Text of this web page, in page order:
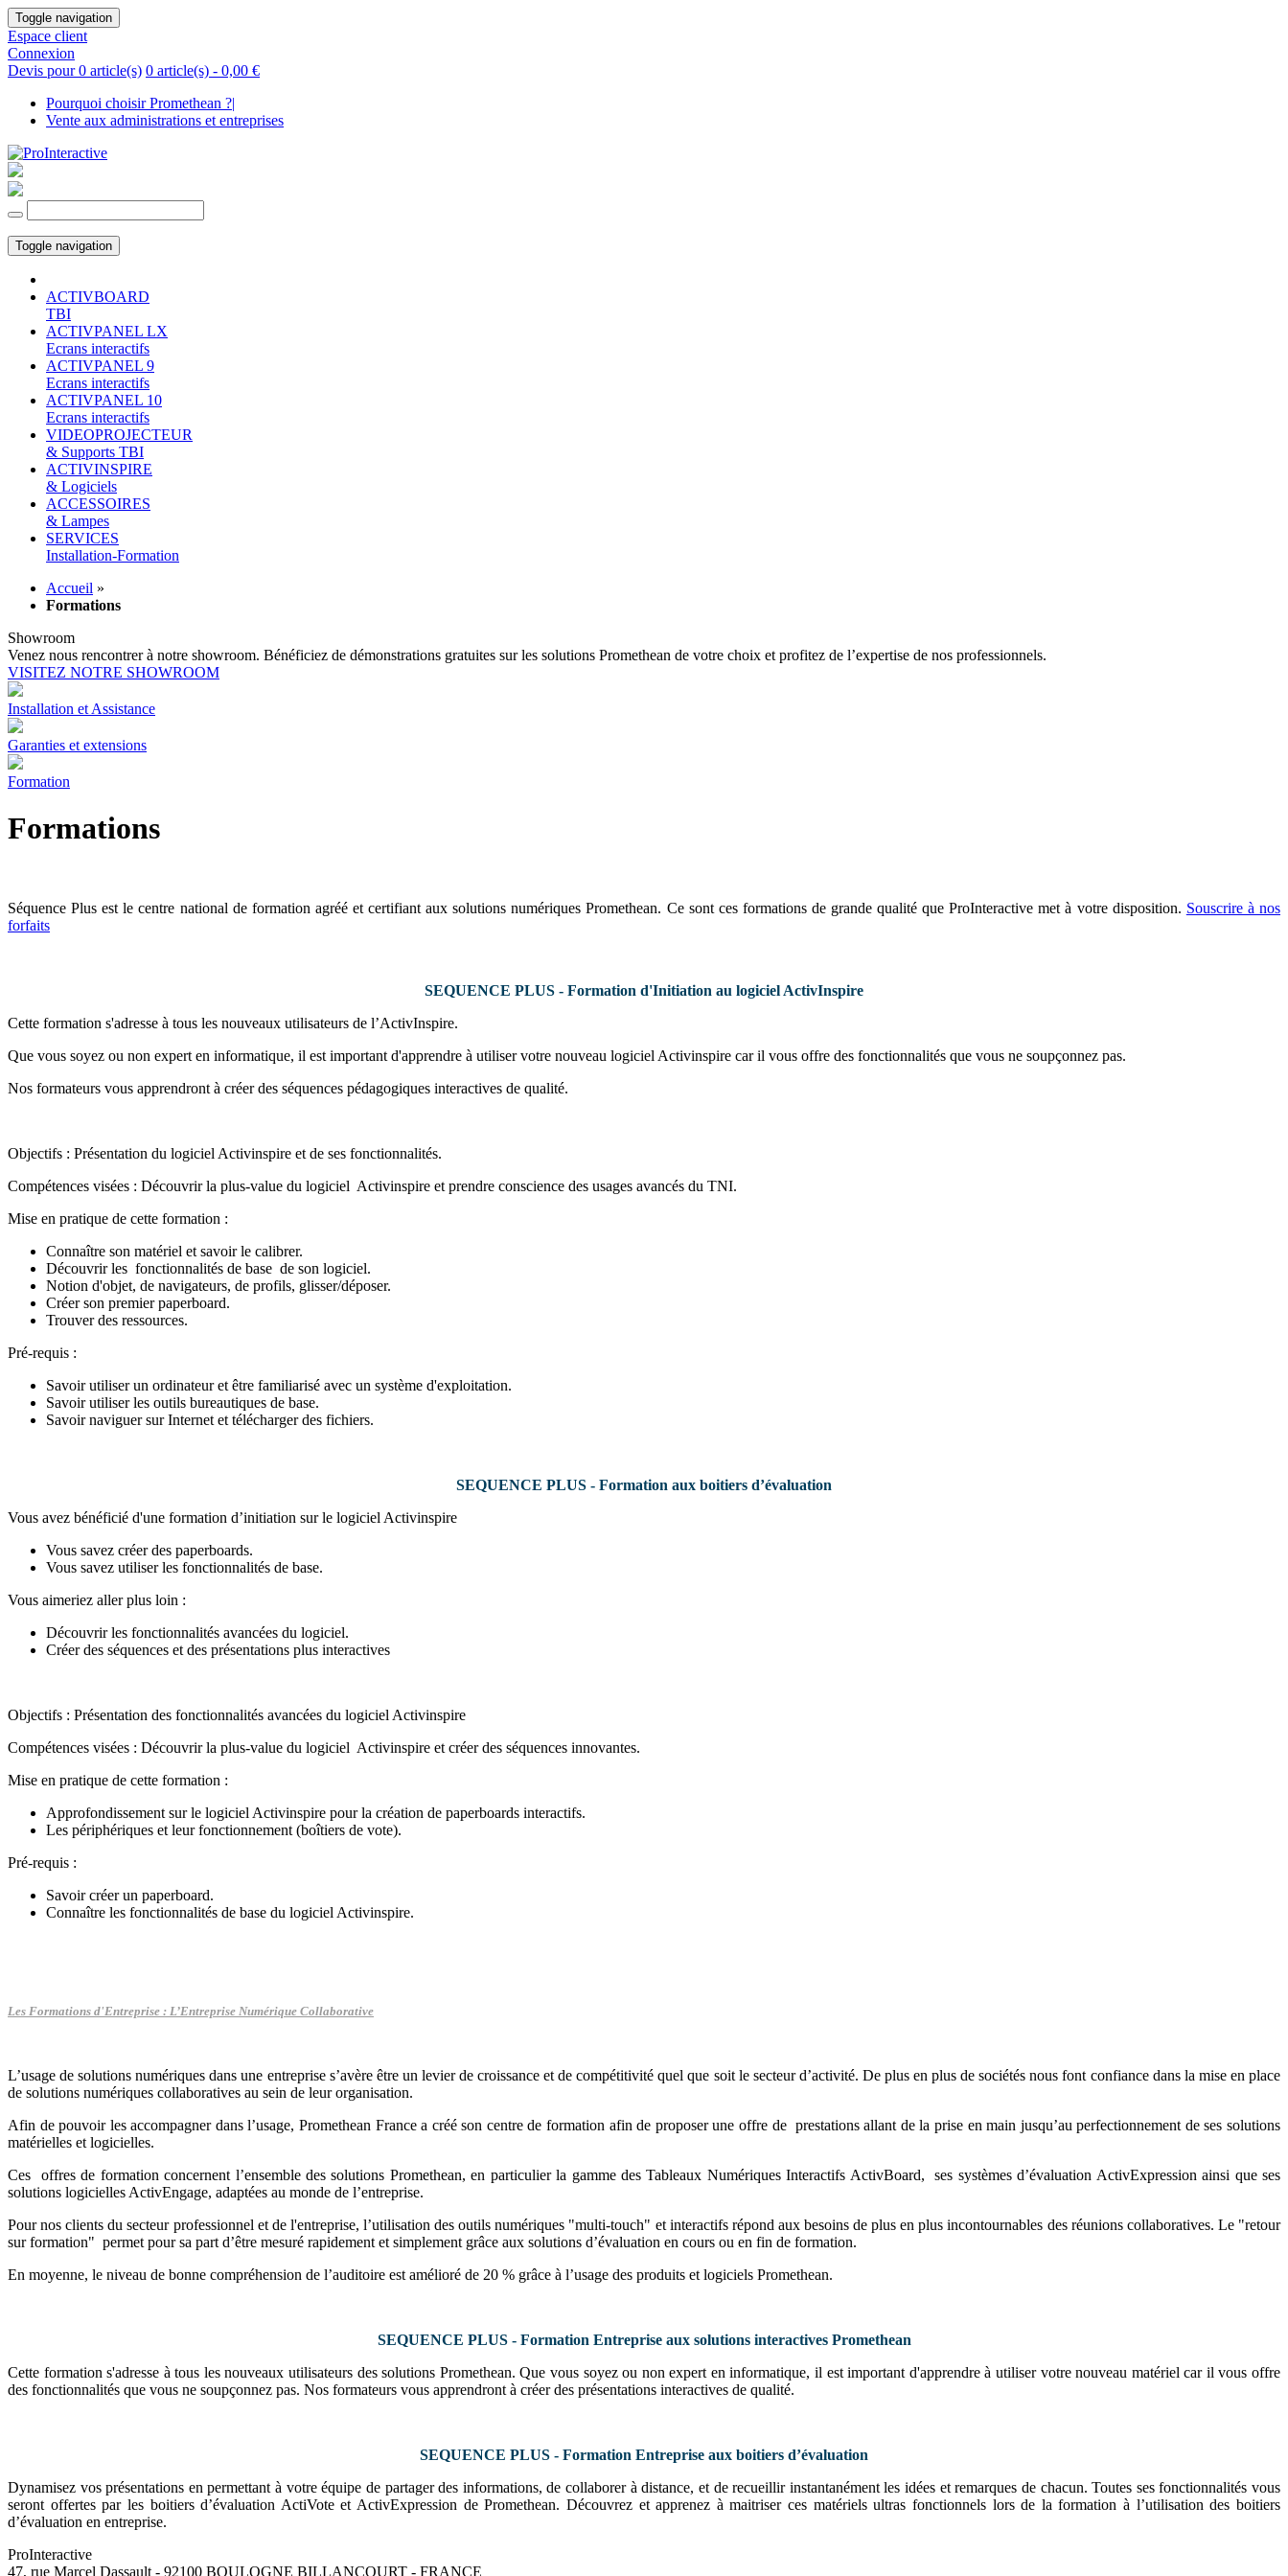
Toggle navigation
Espace client
Connexion
Devis pour 0 article(s) 0 article(s) - 0,00 €
Pourquoi choisir Promethean ?|
Vente aux administrations et entreprises
Toggle navigation
ACTIVBOARD
TBI
ACTIVPANEL LX
Ecrans interactifs
ACTIVPANEL 9
Ecrans interactifs
ACTIVPANEL 10
Ecrans interactifs
VIDEOPROJECTEUR
& Supports TBI
ACTIVINSPIRE
& Logiciels
ACCESSOIRES
& Lampes
SERVICES
Installation-Formation
Accueil »
Formations
Showroom
Venez nous rencontrer à notre showroom. Bénéficiez de démonstrations gratuites sur les solutions Promethean de votre choix et profitez de l’expertise de nos professionnels.
VISITEZ NOTRE SHOWROOM
Installation et Assistance
Garanties et extensions
Formation
Formations
Séquence Plus est le centre national de formation agréé et certifiant aux solutions numériques Promethean. Ce sont ces formations de grande qualité que ProInteractive met à votre disposition. Souscrire à nos
forfaits
SEQUENCE PLUS - Formation d'Initiation au logiciel ActivInspire
Cette formation s'adresse à tous les nouveaux utilisateurs de l’ActivInspire.
Que vous soyez ou non expert en informatique, il est important d'apprendre à utiliser votre nouveau logiciel Activinspire car il vous offre des fonctionnalités que vous ne soupçonnez pas.
Nos formateurs vous apprendront à créer des séquences pédagogiques interactives de qualité.
Objectifs : Présentation du logiciel Activinspire et de ses fonctionnalités.
Compétences visées : Découvrir la plus-value du logiciel Activinspire et prendre conscience des usages avancés du TNI.
Mise en pratique de cette formation :
Connaître son matériel et savoir le calibrer.
Découvrir les fonctionnalités de base de son logiciel.
Notion d'objet, de navigateurs, de profils, glisser/déposer.
Créer son premier paperboard.
Trouver des ressources.
Pré-requis :
Savoir utiliser un ordinateur et être familiarisé avec un système d'exploitation.
Savoir utiliser les outils bureautiques de base.
Savoir naviguer sur Internet et télécharger des fichiers.
SEQUENCE PLUS - Formation aux boitiers d’évaluation
Vous avez bénéficié d'une formation d’initiation sur le logiciel Activinspire
Vous savez créer des paperboards.
Vous savez utiliser les fonctionnalités de base.
Vous aimeriez aller plus loin :
Découvrir les fonctionnalités avancées du logiciel.
Créer des séquences et des présentations plus interactives
Objectifs : Présentation des fonctionnalités avancées du logiciel Activinspire
Compétences visées : Découvrir la plus-value du logiciel Activinspire et créer des séquences innovantes.
Mise en pratique de cette formation :
Approfondissement sur le logiciel Activinspire pour la création de paperboards interactifs.
Les périphériques et leur fonctionnement (boîtiers de vote).
Pré-requis :
Savoir créer un paperboard.
Connaître les fonctionnalités de base du logiciel Activinspire.
Les Formations d'Entreprise : L’Entreprise Numérique Collaborative
L’usage de solutions numériques dans une entreprise s’avère être un levier de croissance et de compétitivité quel que soit le secteur d’activité. De plus en plus de sociétés nous font confiance dans la mise en place
de solutions numériques collaboratives au sein de leur organisation.
Afin de pouvoir les accompagner dans l’usage, Promethean France a créé son centre de formation afin de proposer une offre de prestations allant de la prise en main jusqu’au perfectionnement de ses solutions
matérielles et logicielles.
Ces offres de formation concernent l’ensemble des solutions Promethean, en particulier la gamme des Tableaux Numériques Interactifs ActivBoard, ses systèmes d’évaluation ActivExpression ainsi que ses
solutions logicielles ActivEngage, adaptées au monde de l’entreprise.
Pour nos clients du secteur professionnel et de l'entreprise, l’utilisation des outils numériques "multi-touch" et interactifs répond aux besoins de plus en plus incontournables des réunions collaboratives. Le "retour
sur formation" permet pour sa part d’être mesuré rapidement et simplement grâce aux solutions d’évaluation en cours ou en fin de formation.
En moyenne, le niveau de bonne compréhension de l’auditoire est amélioré de 20 % grâce à l’usage des produits et logiciels Promethean.
SEQUENCE PLUS - Formation Entreprise aux solutions interactives Promethean
Cette formation s'adresse à tous les nouveaux utilisateurs des solutions Promethean. Que vous soyez ou non expert en informatique, il est important d'apprendre à utiliser votre nouveau matériel car il vous offre
des fonctionnalités que vous ne soupçonnez pas. Nos formateurs vous apprendront à créer des présentations interactives de qualité.
SEQUENCE PLUS - Formation Entreprise aux boitiers d’évaluation
Dynamisez vos présentations en permettant à votre équipe de partager des informations, de collaborer à distance, et de recueillir instantanément les idées et remarques de chacun. Toutes ses fonctionnalités vous
seront offertes par les boitiers d’évaluation ActiVote et ActivExpression de Promethean. Découvrez et apprenez à maitriser ces matériels ultras fonctionnels lors de la formation à l’utilisation des boitiers
d’évaluation en entreprise.
ProInteractive
47, rue Marcel Dassault - 92100 BOULOGNE BILLANCOURT - FRANCE